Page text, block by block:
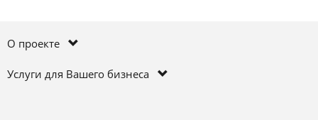
О проекте
Услуги для Вашего бизнеса